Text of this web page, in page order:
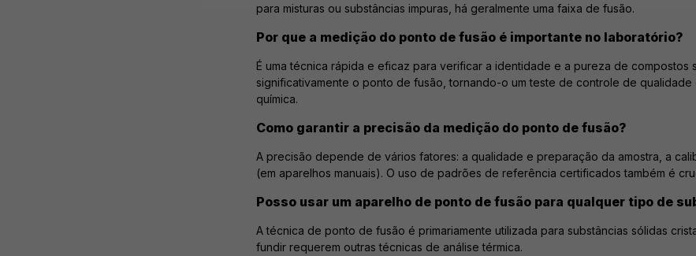
para misturas ou substâncias impuras, há geralmente uma faixa de fusão.
Por que a medição do ponto de fusão é importante no laboratório?
É uma técnica rápida e eficaz para verificar a identidade e a pureza de compostos
significativamente o ponto de fusão, tornando-o um teste de controle de
química.
Como garantir a precisão da medição do ponto de fusão?
A precisão depende de vários fatores: a qualidade e preparação da amostra, a
(em aparelhos manuais). O uso de padrões de referência certificados também é
Posso usar um aparelho de ponto de fusão para qualquer tipo de
A técnica de ponto de fusão é primariamente utilizada para substâncias sólidas
fundir requerem outras técnicas de análise térmica.